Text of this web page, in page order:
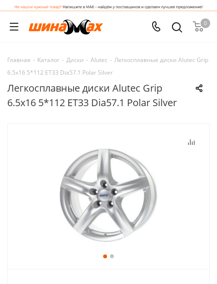
0
Главная - Каталог - Диски - Alutec - Легкосплавные диски Alutec Grip
6.5x16 5*112 ET33 Dia57.1 Polar Silver
Легкосплавные диски Alutec Grip
6.5x16 5*112 ET33 Dia57.1 Polar Silver